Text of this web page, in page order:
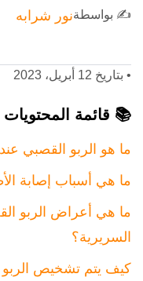
✍️ بواسطةنور شرابه
• بتاريخ 12 أبريل، 2023
📚 قائمة المحتويات
ما هو الربو القصبي
ما هي أسباب إصابة
ما هي أعراض الربو
السريرية؟
كيف يتم تشخيص الربو